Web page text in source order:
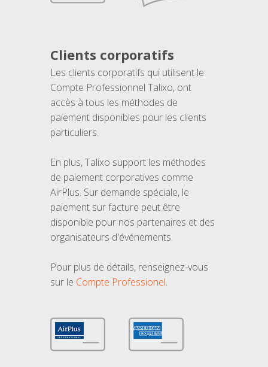
Clients corporatifs
Les clients corporatifs qui utilisent le
Compte Professionnel Talixo, ont
accès à tous les méthodes de
paiement disponibles pour les clients
particuliers.
En plus, Talixo support les méthodes
de paiement corporatives comme
AirPlus. Sur demande spéciale, le
paiement sur facture peut être
disponible pour nos partenaires et des
organisateurs d'événements.
Pour plus de détails, renseignez-vous
sur le Compte Professionel.